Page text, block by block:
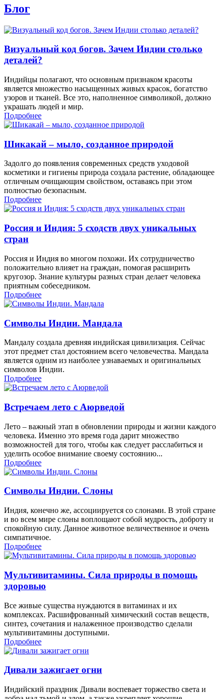
Блог
Визуальный код богов. Зачем Индии столько
деталей?
Индийцы полагают, что основным признаком красоты
является множество насыщенных живых красок, богатство
узоров и тканей. Все это, наполненное символикой, должно
украшать людей и мир.
Подробнее
Шикакай – мыло, созданное природой
Задолго до появления современных средств уходовой
косметики и гигиены природа создала растение, обладающее
отличным очищающим свойством, оставаясь при этом
полностью безопасным.
Подробнее
Россия и Индия: 5 сходств двух уникальных
стран
Россия и Индия во многом похожи. Их сотрудничество
положительно влияет на граждан, помогая расширить
кругозор. Знание культуры разных стран делает человека
приятным собеседником.
Подробнее
Символы Индии. Мандала
Мандалу создала древняя индийская цивилизация. Сейчас
этот предмет стал достоянием всего человечества. Мандала
является одним из наиболее узнаваемых и оригинальных
символов Индии.
Подробнее
Встречаем лето с Аюрведой
Лето – важный этап в обновлении природы и жизни каждого
человека. Именно это время года дарит множество
возможностей для того, чтобы как следует расслабиться и
уделить особое внимание своему состоянию...
Подробнее
Символы Индии. Слоны
Индия, конечно же, ассоциируется со слонами. В этой стране
и во всем мире слоны воплощают собой мудрость, доброту и
спокойную силу. Данное животное величественное и очень
симпатичное.
Подробнее
Мультивитамины. Сила природы в помощь
здоровью
Все живые существа нуждаются в витаминах и их
комплексах. Расшифрованный химический состав веществ,
синтез, сочетания и налаженное производство сделали
мультивитамины доступными.
Подробнее
Дивали зажигает огни
Индийский праздник Дивали воспевает торжество света и